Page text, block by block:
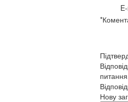
*
Нову